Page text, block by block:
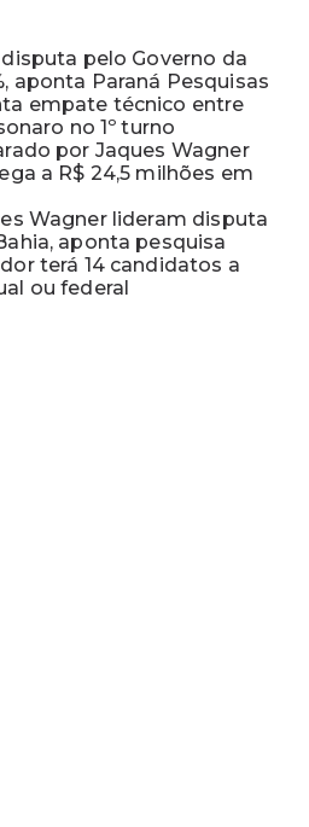
pelo Governo da
aponta Paraná Pesquisas
empate técnico entre
no 1º turno
por Jaques Wagner
a R$ 24,5 milhões em
Wagner lideram disputa
aponta pesquisa
terá 14 candidatos a
ou federal